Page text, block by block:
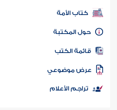
كتب PDF
كتاب الأمة
المكتبة
الكتب
موضوعي